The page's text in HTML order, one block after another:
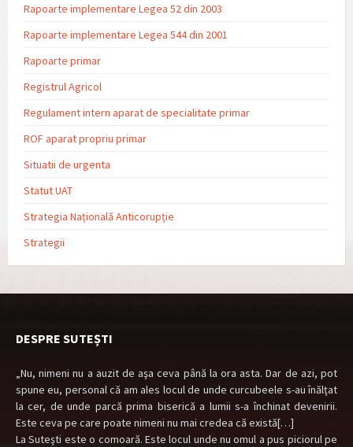
Rapoarte implementare Legea 52 din 2003
Rapoarte implementare Legea 544 din 2001
Rapoarte primar
Registrul Agricol
Regulament intern aparat de specialitate primar
ROF aparat propriu primar
Situatii de urgenta
Statut UAT
Strategia Națională Anticorupție
Strategii
DESPRE SUTEȘTI
„Nu, nimeni nu a auzit de aşa ceva până la ora asta. Dar de azi, pot
spune eu, personal că am ales locul de unde curcubeele s-au înălţat
la cer, de unde parcă prima biserică a lumii s-a închinat devenirii.
Este ceva pe care poate nimeni nu mai credea că există[…]
La Suteşti este o comoară. Este locul unde nu omul a pus piciorul pe